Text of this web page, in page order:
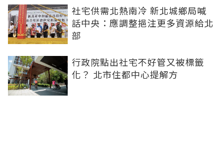
社宅供需北熱南冷 新北城鄉局喊
話中央：應調整挹注更多資源給北
部
行政院點出社宅不好管又被標籤
化？ 北市住都中心提解方